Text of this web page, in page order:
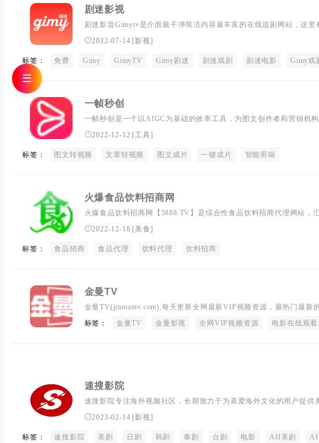
剧迷影视
剧迷影音Gimytv是介面最干净简洁内容最丰富的在线追剧网站，这里
即时的动漫新番，最棒的**体验。追剧零时差，剧迷可以在这里度过
2022-07-14 [影视]
标签： 免费 Gimy GimyTV Gimy剧迷 剧迷戏剧 剧迷电影 Gimy戏
一帧秒创
一帧秒创是一个以AIGC为基础的效率工具，为图文创作者和营销机构
（TTV）服务，通过对优质素材、智能AI语音、智能字幕、BGM、
2022-12-12 [工具]
标签： 图文转视频 文章转视频 图文成片 一键成片 智能剪辑
火爆食品饮料招商网
火爆食品饮料招商网【5888.TV】是综合性食品饮料招商代理网站，
品、罐头食品、速冻食品、保健食品、饮料冲调等招商代理信息，是
2022-12-18 [美食]
标签： 食品招商 食品代理 饮料代理 饮料招商
金曼TV
金曼TV(jinmantv.com),每天更新全网最新VIP视频资源，最热门最新
曼TV找到观看，这里有你在其他地方找不到最新电视剧、最新综艺、
标签： 金曼TV 金曼影视 全网VIP视频资源 电影在线观看
速搜影院
速搜影院专注海外视频社区，长期致力于为喜爱海外文化的用户提供
资讯阅读、短视频观看和社区讨论的平台，通过字幕文化打通国内外“
的年轻人能更轻松便捷的了解海外文化生活。现有美剧，韩剧，泰剧
在线观看，离线缓存，一个app全部搞定
2023-02-14 [影视]
标签： 速搜影院 美剧 日剧 韩剧 泰剧 台剧 电影 AH美剧 AH影
☰